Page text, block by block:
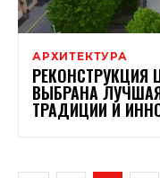
АРХИТЕКТУРА
ВЫБРАНА
ТРАДИЦИИ И